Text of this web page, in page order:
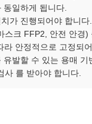
동일하게 됩니다.
가 진행되어야 합니다.
크 FFP2, 안전 안경
안정적으로 고정되
발할 수 있는 용매 기
사 를 받아야 합니다.